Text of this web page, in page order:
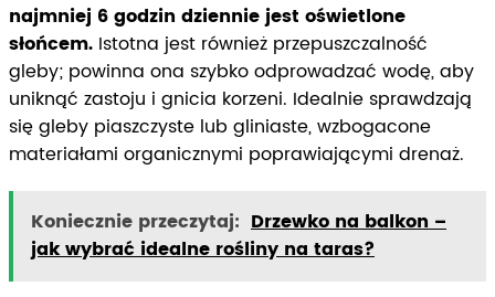
najmniej 6 godzin dziennie jest oświetlone
słońcem. Istotna jest również przepuszczalność
gleby; powinna ona szybko odprowadzać wodę, aby
uniknąć zastoju i gnicia korzeni. Idealnie sprawdzają
się gleby piaszczyste lub gliniaste, wzbogacone
materiałami organicznymi poprawiającymi drenaż.
Koniecznie przeczytaj: Drzewko na balkon –
jak wybrać idealne rośliny na taras?